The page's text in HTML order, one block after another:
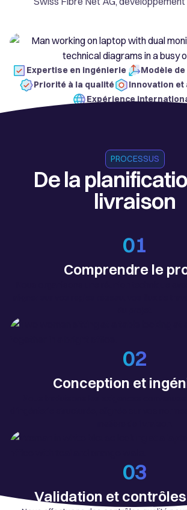
Expertise en ingénierie
Modèle
Priorité à la qualité
Innovation
Expérience
PROCESSUS
De la
livraison
01
Comprendre le
02
Conception et
03
Validation et